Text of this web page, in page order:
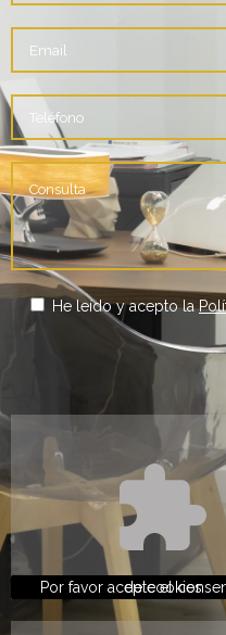
He leído y acepto la
Por favor acepte el consentimiento de cookies